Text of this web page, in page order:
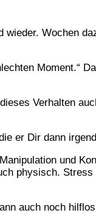
Wochen
Moment.“
Verhalten
er Dir dann
und
physisch. Stress
auch noch